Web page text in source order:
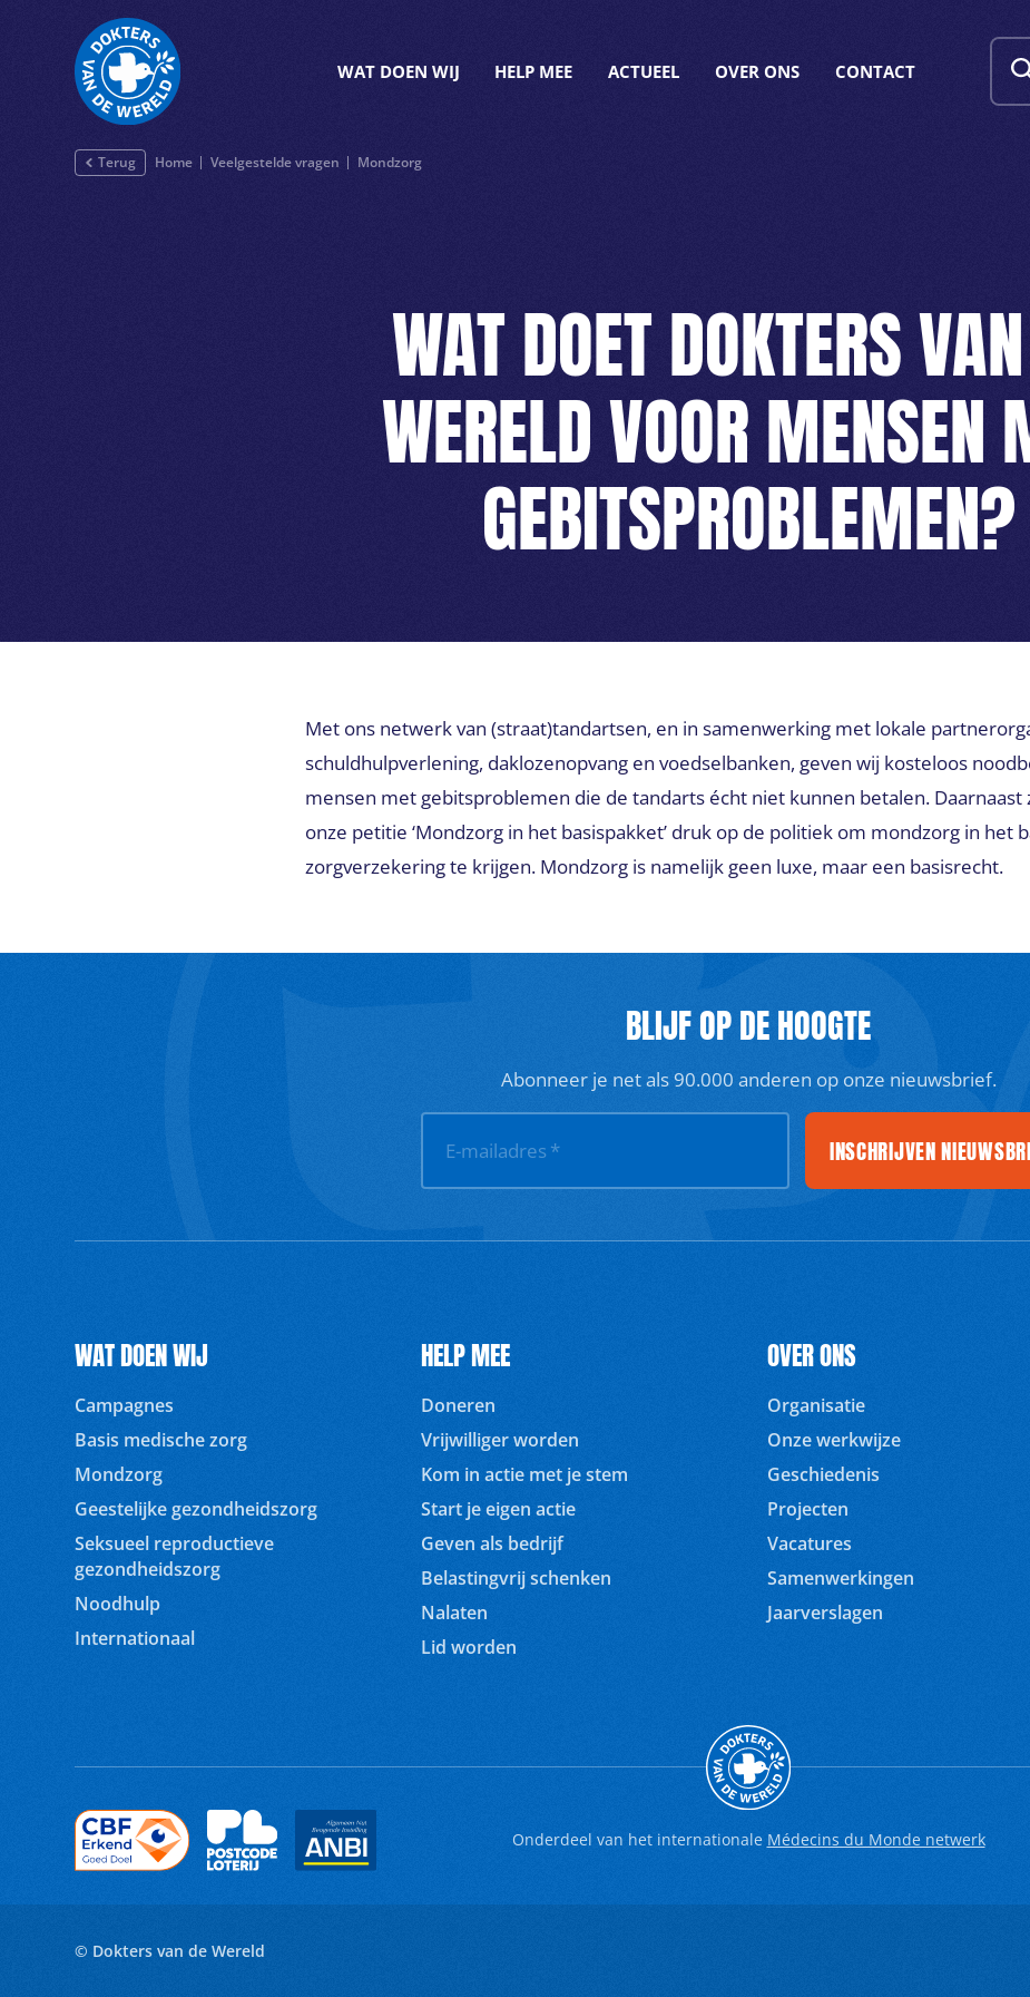
WAT DOEN WIJ HELP MEE ACTUEEL OVER ONS CONTACT
Terug Home Veelgestelde vragen Mondzorg
WAT DOET DOKTERS
WERELD VOOR MENSEN
GEBITSPROBLEMEN?
Met ons netwerk van (straat)tandartsen, en in samenwerking met lokale
schuldhulpverlening, daklozenopvang en voedselbanken, geven wij kosteloos
mensen met gebitsproblemen die de tandarts écht niet kunnen betalen.
onze petitie ‘Mondzorg in het basispakket’ druk op de politiek om mondzorg in het
zorgverzekering te krijgen. Mondzorg is namelijk geen luxe, maar een basisrecht.
BLIJF OP DE HOOGTE
Abonneer je net als 90.000 anderen op onze nieuwsbrief.
E-mailadres * INSCHRIJVEN
WAT DOEN WIJ
Campagnes
Basis medische zorg
Mondzorg
Geestelijke gezondheidszorg
Seksueel reproductieve
gezondheidszorg
Noodhulp
Internationaal
HELP MEE
Doneren
Vrijwilliger worden
Kom in actie met je stem
Start je eigen actie
Geven als bedrijf
Belastingvrij schenken
Nalaten
Lid worden
OVER ONS
Organisatie
Onze werkwijze
Geschiedenis
Projecten
Vacatures
Samenwerkingen
Jaarverslagen
Onderdeel van het internationale Médecins du Monde netwerk
© Dokters van de Wereld